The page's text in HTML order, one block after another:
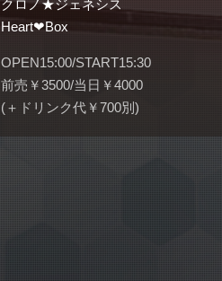
クロノ★ジェネシス
Heart❤︎Box
OPEN15:00/START15:30
前売￥3500/当日￥4000
(＋ドリンク代￥700別)